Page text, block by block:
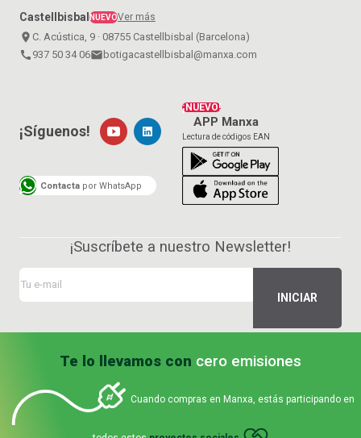
CastellbisbalNUEVOVer más
place C. Acústica, 9 · 08755 Castellbisbal (Barcelona)
call 937 50 34 06emailbotigacastellbisbal@manxa.com
¡NUEVO!
APP Manxa
Lectura de códigos EAN
¡Síguenos!
Contacta por WhatsApp
¡Suscríbete a nuestro Newsletter!
Te lo llevamos con cero emisiones
Cuando compras en Manxa, estás participando en